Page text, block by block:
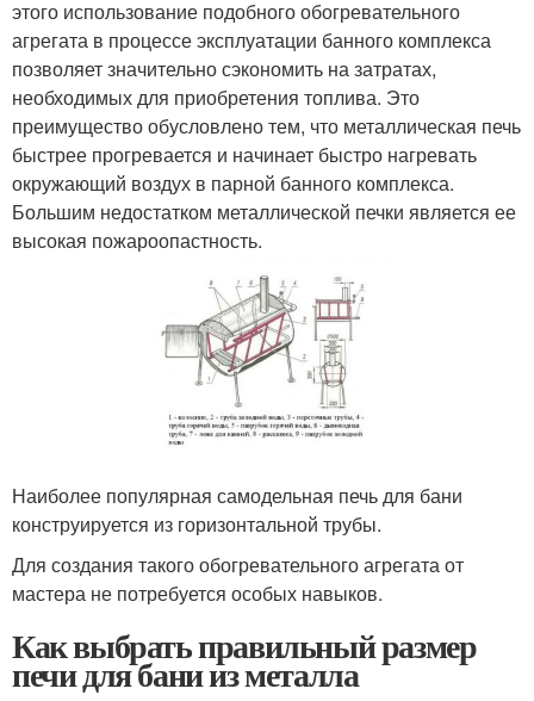
этого использование подобного обогревательного
агрегата в процессе эксплуатации банного комплекса
позволяет значительно сэкономить на затратах,
необходимых для приобретения топлива. Это
преимущество обусловлено тем, что металлическая печь
быстрее прогревается и начинает быстро нагревать
окружающий воздух в парной банного комплекса.
Большим недостатком металлической печки является ее
высокая пожароопастность.
Наиболее популярная самодельная печь для бани
конструируется из горизонтальной трубы.
Для создания такого обогревательного агрегата от
мастера не потребуется особых навыков.
Как выбрать правильный размер
печи для бани из металла